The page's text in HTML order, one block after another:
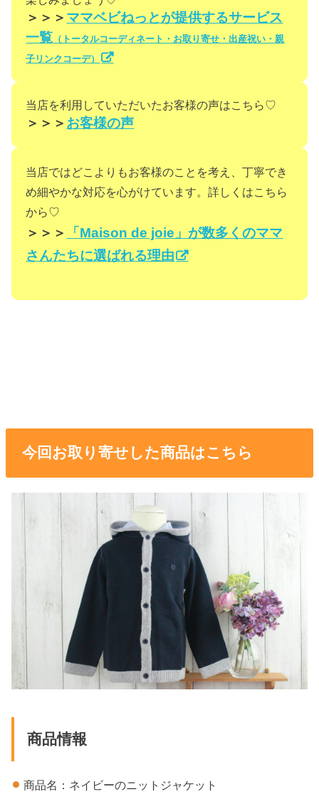
＞＞＞ ママベビねっとが提供するサービス
一覧 （トータルコーディネート・お取り寄せ・出産祝い・親
子リンクコーデ）
当店を利用していただいたお客様の声はこちら♡
＞＞＞ お客様の声
当店ではどこよりもお客様のことを考え、丁寧でき
め細やかな対応を心がけています。詳しくはこちら
から♡
＞＞＞
「Maison de joie」が数多くのママ
さんたちに選ばれる理由
今回お取り寄せした商品はこちら
商品情報
商品名：ネイビーのニットジャケット